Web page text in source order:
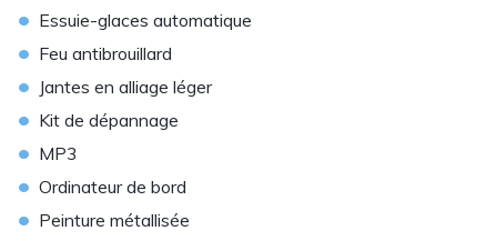
• Essuie-glaces automatique
• Feu antibrouillard
• Jantes en alliage léger
• Kit de dépannage
• MP3
• Ordinateur de bord
• Peinture métallisée